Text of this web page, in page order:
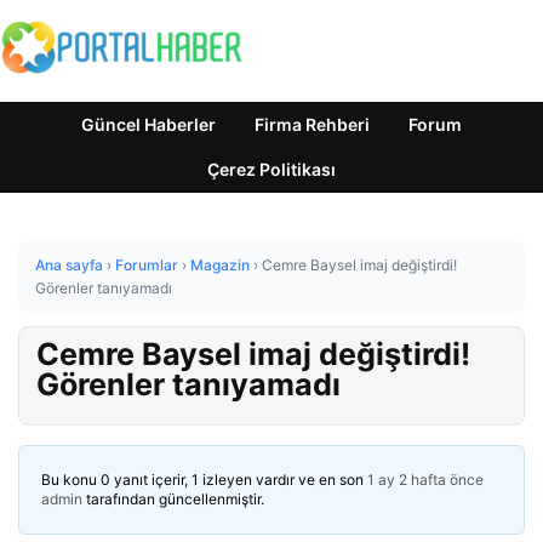
Güncel Haberler Firma Rehberi Forum
Çerez Politikası
Ana sayfa › Forumlar › Magazin › Cemre Baysel imaj değiştirdi!
Görenler tanıyamadı
Cemre Baysel imaj değiştirdi!
Görenler tanıyamadı
Bu konu 0 yanıt içerir, 1 izleyen vardır ve en son 1 ay 2 hafta önce
admin tarafından güncellenmiştir.